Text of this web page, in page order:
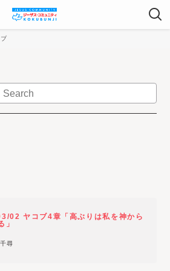
02 ヤコブ4章「高ぶりは私を神から
」
尋